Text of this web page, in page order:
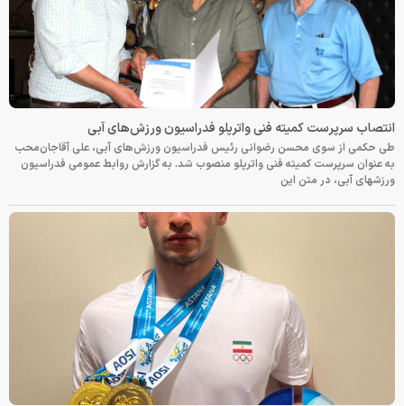
انتصاب سرپرست کمیته فنی واترپلو فدراسیون ورزش‌های آبی
طی حکمی از سوی محسن رضوانی رئیس فدراسیون ورزش‌های آبی، علی آقاجان‌محب
به عنوان سرپرست کمیته فنی واترپلو منصوب شد. به گزارش روابط عمومی فدراسیون
ورزشهای آبی، در متن این